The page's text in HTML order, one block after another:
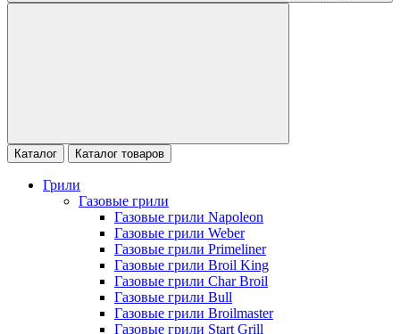
Каталог Каталог товаров
Грили
Газовые грили
Газовые грили Napoleon
Газовые грили Weber
Газовые грили Primeliner
Газовые грили Broil King
Газовые грили Char Broil
Газовые грили Bull
Газовые грили Broilmaster
Газовые грили Start Grill